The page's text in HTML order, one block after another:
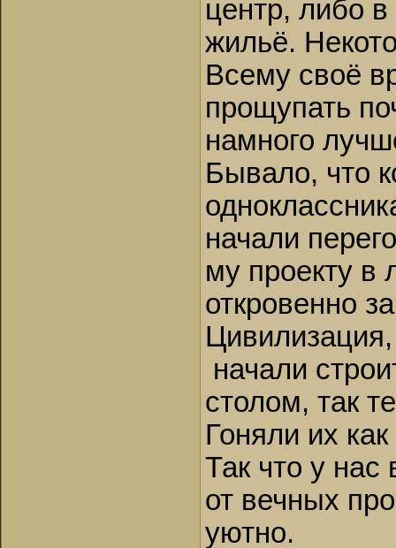
центр, либо
жильё.
Всему своё
прощупать
намного
Бывало, что
начали
му проекту в
откровенно
начали
столом, так
Гоняли их
Так что у
от вечных
уютно.